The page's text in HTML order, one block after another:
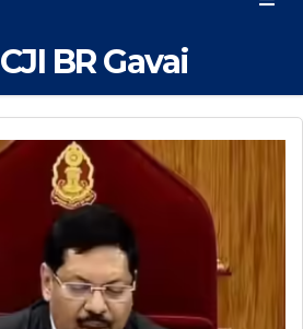
CJI BR Gavai